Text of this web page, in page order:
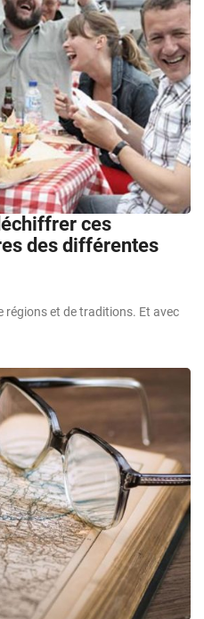
ces
des différentes
régions et de traditions. Et avec